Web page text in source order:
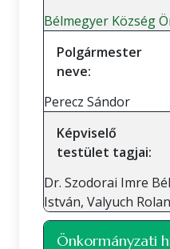
Bélmegyer Község
Polgármester
neve:
Perecz Sándor
Képviselő
testület tagjai:
Dr. Szodorai Imre
István, Valyuch
Önkormányzati